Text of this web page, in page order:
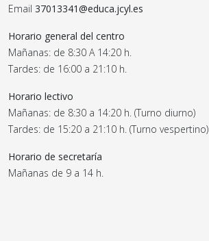
Email 37013341@educa.jcyl.es
Horario general del centro
Mañanas: de 8:30 A 14:20 h.
Tardes: de 16:00 a 21:10 h.
Horario lectivo
Mañanas: de 8:30 a 14:20 h. (Turno diurno)
Tardes: de 15:20 a 21:10 h. (Turno vespertino)
Horario de secretaría
Mañanas de 9 a 14 h.